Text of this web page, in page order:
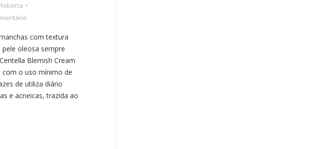
Roberta
com textura
oleosa sempre
Blemish Cream
o uso mínimo de
de utiliza diário
e acneicas, trazida ao